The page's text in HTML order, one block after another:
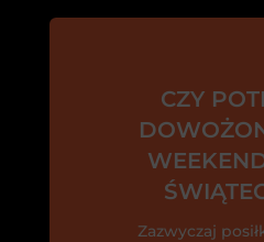
CZY
Zazwyczaj